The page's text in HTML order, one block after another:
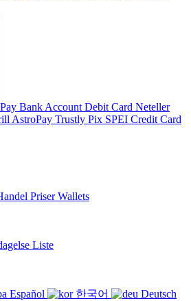
Bank Account Debit Card Neteller
AstroPay Trustly Pix SPEI Credit Card
PriserWallets
Liste
Español 한국어
Deutsch